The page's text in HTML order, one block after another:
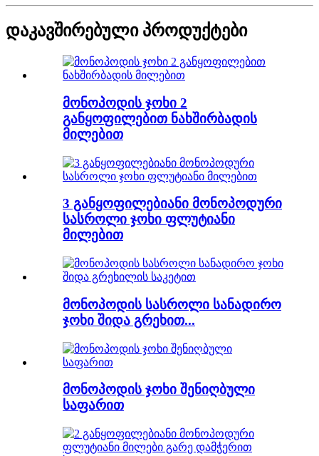
დაკავშირებული პროდუქტები
მონოპოდის ჯოხი 2
განყოფილებით ნახშირბადის
მილებით
3 განყოფილებიანი მონოპოდური
სასროლი ჯოხი ფლუტიანი
მილებით
მონოპოდის სასროლი სანადირო
ჯოხი შიდა გრეხით...
მონოპოდის ჯოხი შენიღბული
საფარით